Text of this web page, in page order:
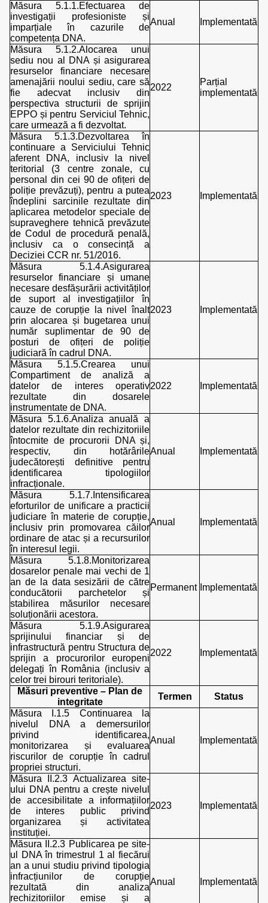
Măsura 5.1.1.Efectuarea de
investigații profesioniste și
imparțiale în cazurile de
competența DNA.
Anual Implementată
Măsura 5.1.2.Alocarea unui
sediu nou al DNA și asigurarea
resurselor financiare necesare
amenajării noului sediu, care să
fie adecvat inclusiv din
perspectiva structurii de sprijin
EPPO și pentru Serviciul Tehnic,
care urmează a fi dezvoltat.
2022
Parțial
implementată
Măsura 5.1.3.Dezvoltarea în
continuare a Serviciului Tehnic
aferent DNA, inclusiv la nivel
teritorial (3 centre zonale, cu
personal din cei 90 de ofițeri de
poliție prevăzuți), pentru a putea
îndeplini sarcinile rezultate din
aplicarea metodelor speciale de
supraveghere tehnică prevăzute
de Codul de procedură penală,
inclusiv ca o consecință a
Deciziei CCR nr. 51/2016.
2023 Implementată
Măsura 5.1.4.Asigurarea
resurselor financiare și umane
necesare desfășurării activităților
de suport al investigațiilor în
cauze de corupție la nivel înalt
prin alocarea și bugetarea unui
număr suplimentar de 90 de
posturi de ofițeri de poliție
judiciară în cadrul DNA.
2023 Implementată
Măsura 5.1.5.Crearea unui
Compartiment de analiză a
datelor de interes operativ
rezultate din dosarele
instrumentate de DNA.
2022 Implementată
Măsura 5.1.6.Analiza anuală a
datelor rezultate din rechizitoriile
întocmite de procurorii DNA și,
respectiv, din hotărârile
judecătorești definitive pentru
identificarea tipologiilor
infracționale.
Anual Implementată
Măsura 5.1.7.Intensificarea
eforturilor de unificare a practicii
judiciare în materie de corupție,
inclusiv prin promovarea căilor
ordinare de atac și a recursurilor
în interesul legii.
Anual Implementată
Măsura 5.1.8.Monitorizarea
dosarelor penale mai vechi de 1
an de la data sesizării de către
conducătorii parchetelor și
stabilirea măsurilor necesare
soluționării acestora.
Permanent Implementată
Măsura 5.1.9.Asigurarea
sprijinului financiar și de
infrastructură pentru Structura de
sprijin a procurorilor europeni
delegați în România (inclusiv a
celor trei birouri teritoriale).
2022 Implementată
Măsuri preventive – Plan de
integritate
Termen
Status
Măsura I.1.5 Continuarea la
nivelul DNA a demersurilor
privind identificarea,
monitorizarea și evaluarea
riscurilor de corupție în cadrul
propriei structuri.
Anual Implementată
Măsura II.2.3 Actualizarea site-
ului DNA pentru a crește nivelul
de accesibilitate a informațiilor
de interes public privind
organizarea și activitatea
instituției.
2023 Implementată
Măsura II.2.3 Publicarea pe site-
ul DNA în trimestrul 1 al fiecărui
an a unui studiu privind tipologia
infracțiunilor de corupție
rezultată din analiza
rechizitoriilor emise și a
Anual Implementată